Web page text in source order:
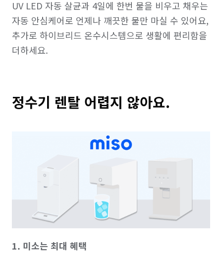
UV LED 자동 살균과 4일에 한번 물을 비우고 채우는
자동 안심케어로 언제나 깨끗한 물만 마실 수 있어요,
추가로 하이브리드 온수시스템으로 생활에 편리함을
정수기 렌탈 어렵지 않아요.
1. 미소는 최대 혜택